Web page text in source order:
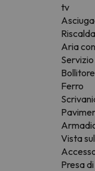
tv
Aria
Bollitore
Ferro
Vista
Presa